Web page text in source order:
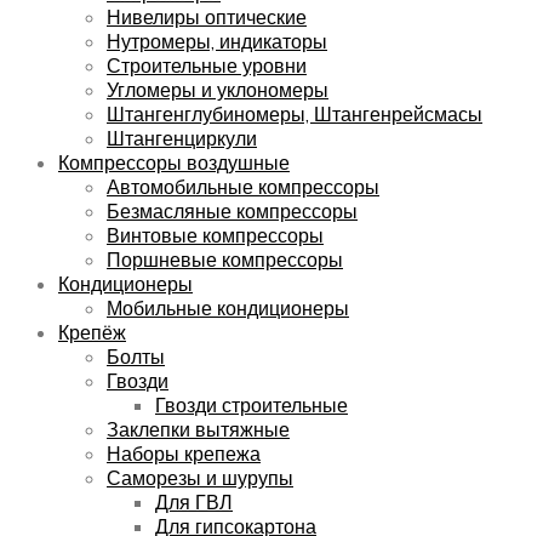
Нивелиры оптические
Нутромеры, индикаторы
Строительные уровни
Угломеры и уклономеры
Штангенглубиномеры, Штангенрейсмасы
Штангенциркули
Компрессоры воздушные
Автомобильные компрессоры
Безмасляные компрессоры
Винтовые компрессоры
Поршневые компрессоры
Кондиционеры
Мобильные кондиционеры
Крепёж
Болты
Гвозди
Гвозди строительные
Заклепки вытяжные
Наборы крепежа
Саморезы и шурупы
Для ГВЛ
Для гипсокартона